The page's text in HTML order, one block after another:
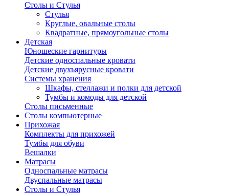
Столы и Стулья
Стулья
Круглые, овальные столы
Квадратные, прямоугольные столы
Детская
Юношеские гарнитуры
Детские односпальные кровати
Детские двухъярусные кровати
Системы хранения
Шкафы, стеллажи и полки для детской
Тумбы и комоды для детской
Столы письменные
Столы компьютерные
Прихожая
Комплекты для прихожей
Тумбы для обуви
Вешалки
Матрасы
Односпальные матрасы
Двуспальные матрасы
Столы и Стулья